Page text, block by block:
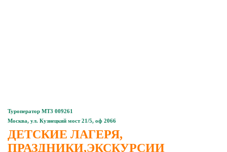
Туроператор МТ3 009261
Москва, ул. Кузнецкий мост 21/5, оф 2066
ДЕТСКИЕ ЛАГЕРЯ,
ПРАЗДНИКИ,ЭКСКУРСИИ